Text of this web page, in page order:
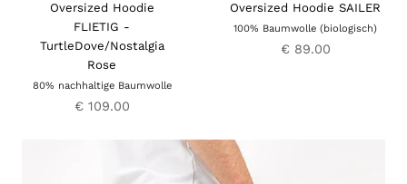
Oversized Hoodie
FLIETIG -
TurtleDove/Nostalgia
Rose
80% nachhaltige Baumwolle
€ 109.00
Oversized Hoodie SAILER
100% Baumwolle (biologisch)
€ 89.00